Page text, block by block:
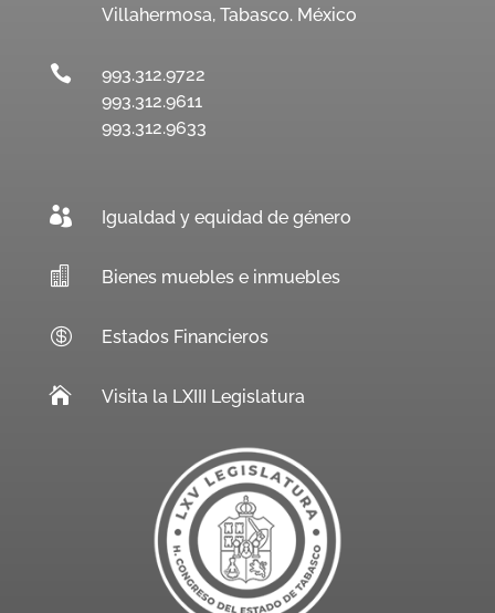
Villahermosa, Tabasco. México

993.312.9722
993.312.9611
993.312.9633
 Igualdad y equidad de género
 Bienes muebles e inmuebles
 Estados Financieros
 Visita la LXIII Legislatura